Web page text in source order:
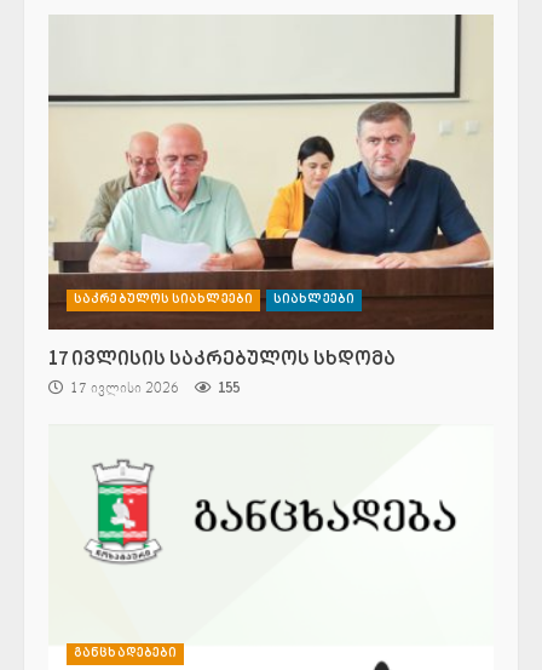
საკრებულოს სიახლეები სიახლეები
17 ივლისის საკრებულოს სხდომა
17 ივლისი 2026 155
განცხადებები